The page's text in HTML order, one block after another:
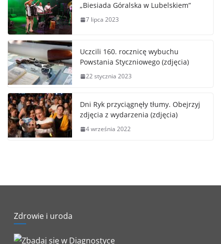
„Biesiada Góralska w Lubelskiem”
7 lipca 2023
Uczcili 160. rocznicę wybuchu
Powstania Styczniowego (zdjęcia)
22 stycznia 2023
Dni Ryk przyciągnęły tłumy. Obejrzyj
zdjęcia z wydarzenia (zdjęcia)
4 września 2022
Zdrowie i uroda